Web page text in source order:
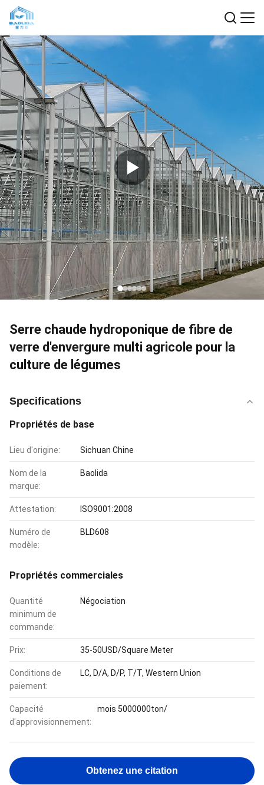
Serre chaude hydroponique de fibre de
verre d'envergure multi agricole pour la
culture de légumes
Specifications
Propriétés de base
Lieu d'origine: Sichuan Chine
Nom de la
marque:
Baolida
Attestation: ISO9001:2008
Numéro de
modèle:
BLD608
Propriétés commerciales
Quantité
minimum de
commande:
Négociation
Prix: 35-50USD/Square Meter
Conditions de
paiement:
LC, D/A, D/P, T/T, Western Union
Capacité
d'approvisionnement:
mois 5000000ton/
Obtenez une citation